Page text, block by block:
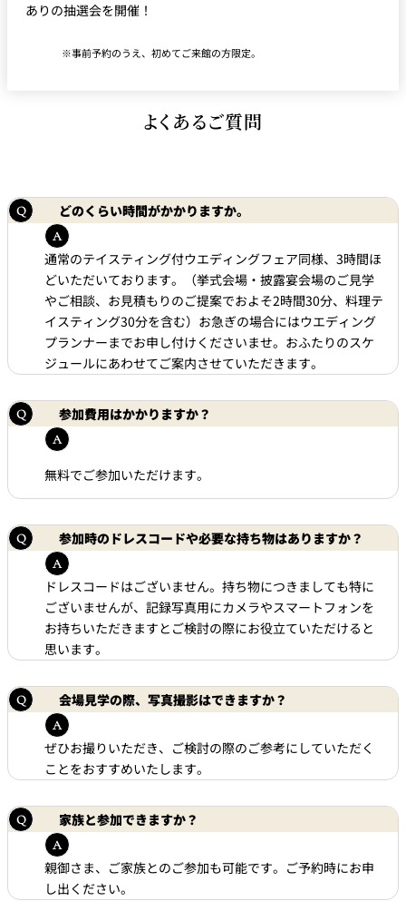
ありの抽選会を開催！
事前予約のうえ、初めてご来館の方限定。
よくあるご質問
どのくらい時間がかかりますか。
通常のテイスティング付ウエディングフェア同様、3時間ほ
どいただいております。（挙式会場・披露宴会場のご見学
やご相談、お見積もりのご提案でおよそ2時間30分、料理テ
イスティング30分を含む）お急ぎの場合にはウエディング
プランナーまでお申し付けくださいませ。おふたりのスケ
ジュールにあわせてご案内させていただきます。
参加費用はかかりますか？
無料でご参加いただけます。
参加時のドレスコードや必要な持ち物はありますか？
ドレスコードはございません。持ち物につきましても特に
ございませんが、記録写真用にカメラやスマートフォンを
お持ちいただきますとご検討の際にお役立ていただけると
思います。
会場見学の際、写真撮影はできますか？
ぜひお撮りいただき、ご検討の際のご参考にしていただく
ことをおすすめいたします。
家族と参加できますか？
親御さま、ご家族とのご参加も可能です。ご予約時にお申
し出ください。